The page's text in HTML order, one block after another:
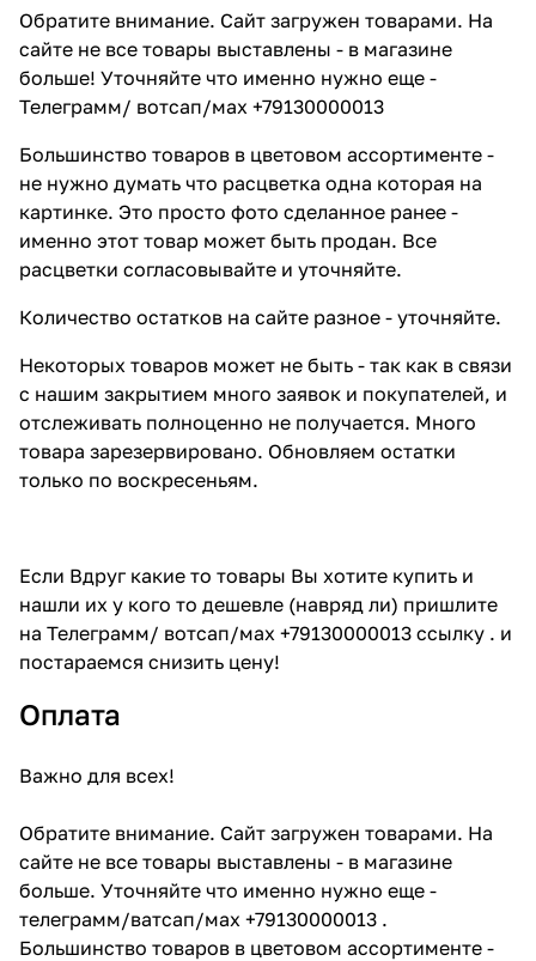
Обратите внимание. Сайт загружен товарами. На
сайте не все товары выставлены - в магазине
больше! Уточняйте что именно нужно еще -
Телеграмм/ вотсап/мах +79130000013
Большинство товаров в цветовом ассортименте -
не нужно думать что расцветка одна которая на
картинке. Это просто фото сделанное ранее -
именно этот товар может быть продан. Все
расцветки согласовывайте и уточняйте.
Количество остатков на сайте разное - уточняйте.
Некоторых товаров может не быть - так как в связи
с нашим закрытием много заявок и покупателей, и
отслеживать полноценно не получается. Много
товара зарезервировано. Обновляем остатки
только по воскресеньям.
Если Вдруг какие то товары Вы хотите купить и
нашли их у кого то дешевле (навряд ли) пришлите
на Телеграмм/ вотсап/мах +79130000013 ссылку . и
постараемся снизить цену!
Оплата
Важно для всех!
Обратите внимание. Сайт загружен товарами. На
сайте не все товары выставлены - в магазине
больше. Уточняйте что именно нужно еще -
телеграмм/ватсап/мах +79130000013 .
Большинство товаров в цветовом ассортименте -